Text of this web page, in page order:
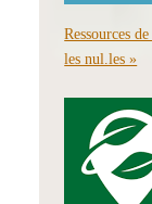
Ressources
les nul.les »